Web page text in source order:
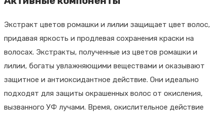
ml
Экстракт цветов ромашки и лилии защищает цвет волос,
придавая яркость и продлевая сохранения краски на
волосах. Экстракты, полученные из цветов ромашки и
лилии, богаты увлажняющими веществами и оказывают
защитное и антиоксидантное действие. Они идеально
подходят для защиты окрашенных волос от окисления,
вызванного УФ лучами. Время, окислительное действие